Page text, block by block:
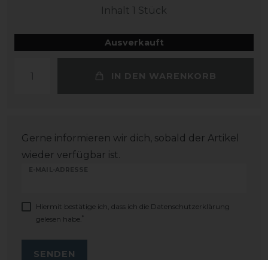
Inhalt 1 Stück
Ausverkauft
IN DEN WARENKORB
Gerne informieren wir dich, sobald der Artikel
wieder verfügbar ist.
E-MAIL-ADRESSE
Hiermit bestätige ich, dass ich die Daten­schutz­erklärung
gelesen habe. *
SENDEN